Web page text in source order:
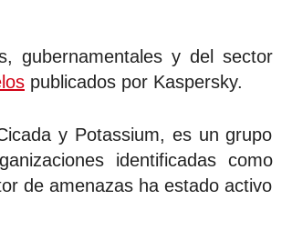
gubernamentales y del sector
publicados por Kaspersky.
y Potassium, es un grupo
identificadas como
de amenazas ha estado activo